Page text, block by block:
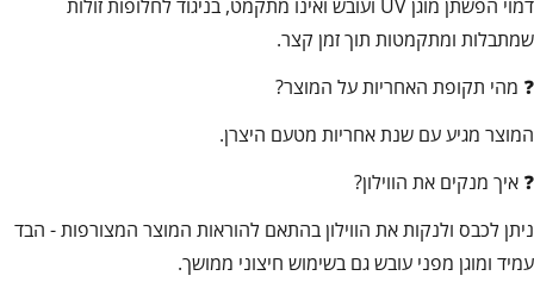
דמוי הפשתן מוגן UV ועובש ואינו מתקמט, בניגוד לחלופות זולות
שמתבלות ומתקמטות תוך זמן קצר.
❓ מהי תקופת האחריות על המוצר?
המוצר מגיע עם שנת אחריות מטעם היצרן.
❓ איך מנקים את הווילון?
ניתן לכבס ולנקות את הווילון בהתאם להוראות המוצר המצורפות - הבד
עמיד ומוגן מפני עובש גם בשימוש חיצוני ממושך.